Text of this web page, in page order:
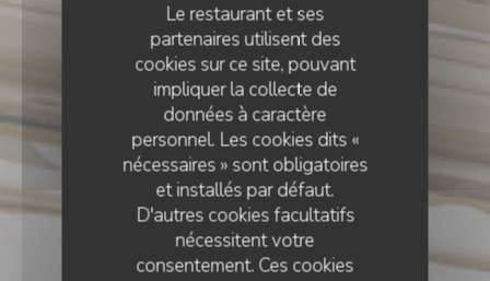
Le restaurant et ses
partenaires utilisent des
cookies sur ce site, pouvant
impliquer la collecte de
données à caractère
personnel. Les cookies dits «
nécessaires » sont obligatoires
et installés par défaut.
D'autres cookies facultatifs
nécessitent votre
consentement. Ces cookies